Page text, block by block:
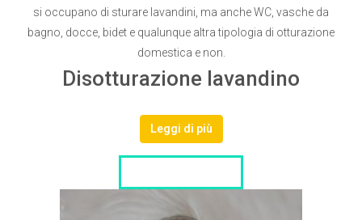
si occupano di sturare lavandini, ma anche WC, vasche da
bagno, docce, bidet e qualunque altra tipologia di otturazione
domestica e non.
Disotturazione lavandino
Leggi di più